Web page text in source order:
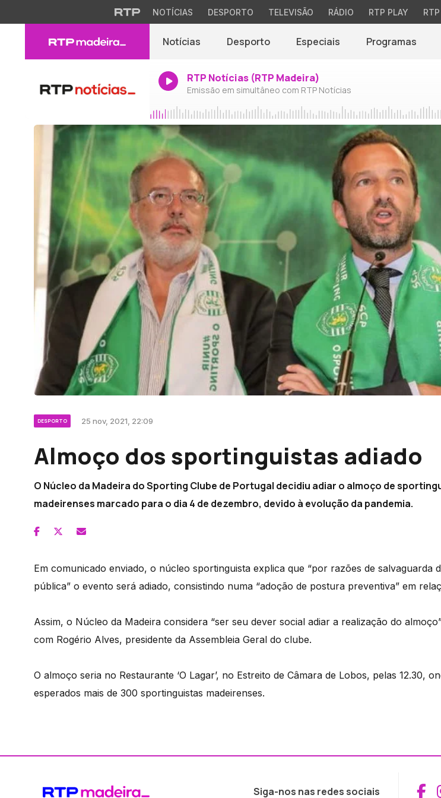
NOTÍCIAS DESPORTO TELEVISÃO RÁDIO RTP PLAY
Notícias Desporto Especiais Programas
RTP Notícias (RTP Madeira)
Emissão em simultâneo com RTP Notícias
DESPORTO 25 nov, 2021, 22:09
Almoço dos sportinguistas adiado
O Núcleo da Madeira do Sporting Clube de Portugal decidiu adiar o almoço de
madeirenses marcado para o dia 4 de dezembro, devido à evolução da pandemia.
Em comunicado enviado, o núcleo sportinguista explica que “por razões de salvaguarda
pública” o evento será adiado, consistindo numa “adoção de postura preventiva” em
Assim, o Núcleo da Madeira considera “ser seu dever social adiar a realização do
com Rogério Alves, presidente da Assembleia Geral do clube.
O almoço seria no Restaurante ‘O Lagar’, no Estreito de Câmara de Lobos, pelas 12.30,
esperados mais de 300 sportinguistas madeirenses.
Siga-nos nas redes sociais